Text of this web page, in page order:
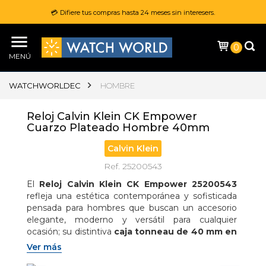
💳 Difiere tus compras hasta 24 meses sin interesers.
MENÚ
0
WATCHWORLDEC HOMBRE
Reloj Calvin Klein CK Empower
Cuarzo Plateado Hombre 40mm
Calvin Klein
Ref. 25200543
El Reloj Calvin Klein CK Empower 25200543
refleja una estética contemporánea y sofisticada
pensada para hombres que buscan un accesorio
elegante, moderno y versátil para cualquier
ocasión; su distintiva caja tonneau de 40 mm en
acero inoxidable
con líneas refinadas que elevan el diseño clásico,
Ver más